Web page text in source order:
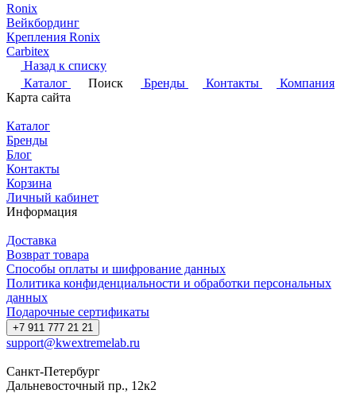
Ronix
Вейкбординг
Крепления Ronix
Carbitex
Назад к списку
Каталог
Поиск Бренды Контакты
Компания
Карта сайта
Каталог
Бренды
Блог
Контакты
Корзина
Личный кабинет
Информация
Доставка
Возврат товара
Способы оплаты и шифрование данных
Политика конфиденциальности и обработки персональных
данных
Подарочные сертификаты
+7 911 777 21 21
support@kwextremelab.ru
Санкт-Петербург
Дальневосточный пр., 12к2